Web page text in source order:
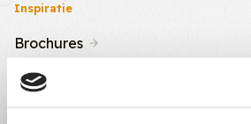
Inspiratie
Brochures
Nieuws & Tips
Recepten